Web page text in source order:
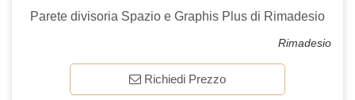
Parete divisoria Spazio e Graphis Plus di Rimadesio
Rimadesio
Richiedi Prezzo